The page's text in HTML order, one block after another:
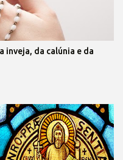
inveja, da calúnia e da